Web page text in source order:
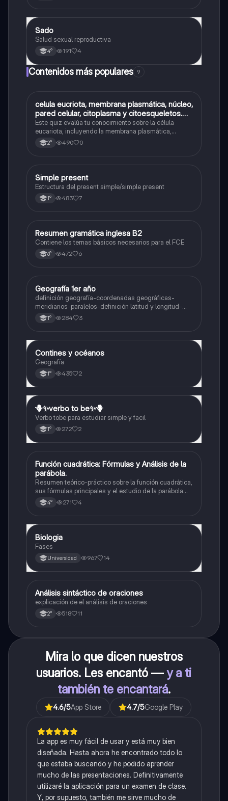
Biología
Sado
Salud sexual reproductiva
4° 191 4
Contenidos más populares 9
CBiología
celula eucriota, membrana plasmática, núcleo,
pared celular, citoplasma y citoesqueletos.
nombre se las partes de la celula eucariota
Este quiz evalúa tu conocimiento sobre la célula
eucariota, incluyendo la membrana plasmática,
núcleo, pared celular, citoplasma y citoesqueleto.
2° 490 0
Inglés
Simple present
Estructura del present simple/simple present
1° 483 7
Inglés
Resumen gramática inglesa B2
Contiene los temas básicos necesarios para el FCE
6° 472 6
Geografía
Geografía 1er año
definición geografía-coordenadas geográficas-
meridianos-paralelos-definición latitud y longitud-
elementos del mapa-definición mapa-localización
relativa y absoluta
1° 284 3
Geografía
Contines y océanos
Geografía
1° 435 2
Inglés
🪻✨️verbo to be✨️🪻
Verbo tobe para estudiar simple y facil
1° 272 2
Matemáticas
Función cuadrática: Fórmulas y Análisis de la
parábola.
Resumen teórico-práctico sobre la función cuadrática,
sus fórmulas principales y el estudio de la parábola
como representación gráfica.Incluye desarrollo de la
forma general, cálculo de raíces, vértice y elementos
4° 271 4
Biología
Biologia
Fases
Universidad 967 14
Lengua
Análisis sintáctico de oraciones
explicación de el análisis de oraciones
2° 518 11
Mira lo que dicen nuestros
usuarios. Les encantó —y a ti
también te encantará.
4.6/5App Store 4.7/5Google Play
La app es muy fácil de usar y está muy bien
diseñada. Hasta ahora he encontrado todo lo
que estaba buscando y he podido aprender
mucho de las presentaciones. Definitivamente
utilizaré la aplicación para un examen de clase.
Y, por supuesto, también me sirve mucho de